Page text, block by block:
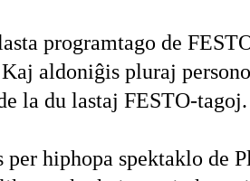
programtago de
aldoniĝis pluraj
la du lastaj FESTO-tagoj.
hiphopa spektaklo de